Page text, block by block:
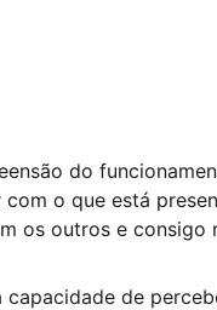
do
o que está
os outros e consigo
de